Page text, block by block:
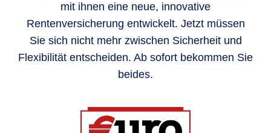
mit ihnen eine neue, innovative
Rentenversicherung entwickelt. Jetzt müssen
Sie sich nicht mehr zwischen Sicherheit und
Flexibilität entscheiden. Ab sofort bekommen Sie
beides.